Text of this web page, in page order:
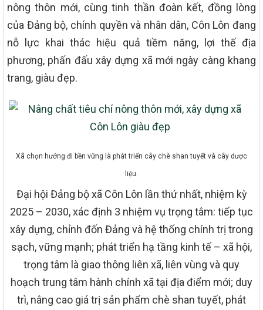
nông thôn mới, cùng tinh thần đoàn kết, đồng lòng
của Đảng bộ, chính quyền và nhân dân, Côn Lôn đang
nỗ lực khai thác hiệu quả tiềm năng, lợi thế địa
phương, phấn đấu xây dựng xã mới ngày càng khang
trang, giàu đẹp.
Xã chọn hướng đi bền vững là phát triển cây chè shan tuyết và cây dược
liệu.
Đại hội Đảng bộ xã Côn Lôn lần thứ nhất, nhiệm kỳ
2025 – 2030, xác định 3 nhiệm vụ trọng tâm: tiếp tục
xây dựng, chỉnh đốn Đảng và hệ thống chính trị trong
sạch, vững mạnh; phát triển hạ tầng kinh tế – xã hội,
trọng tâm là giao thông liên xã, liên vùng và quy
hoạch trung tâm hành chính xã tại địa điểm mới; duy
trì, nâng cao giá trị sản phẩm chè shan tuyết, phát